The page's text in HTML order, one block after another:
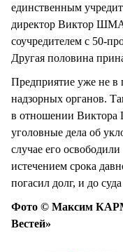
единственным
директор Виктор
соучредителем с 50-
Другая половина
Предприятие уже не в
надзорных органов.
в отношении
уголовные дела об
случае его
истечением срока
погасил долг, и до
Фото © Максим
Вестей»